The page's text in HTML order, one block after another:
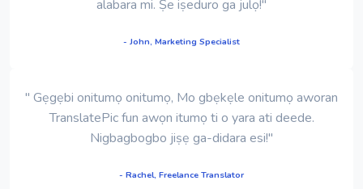
alabara mi. Ṣe iṣeduro ga julọ!"
- John, Marketing Specialist
" Gẹgẹbi onitumọ onitumọ, Mo gbẹkẹle onitumọ aworan
TranslatePic fun awọn itumọ ti o yara ati deede.
Nigbagbogbo jiṣẹ ga-didara esi!"
- Rachel, Freelance Translator